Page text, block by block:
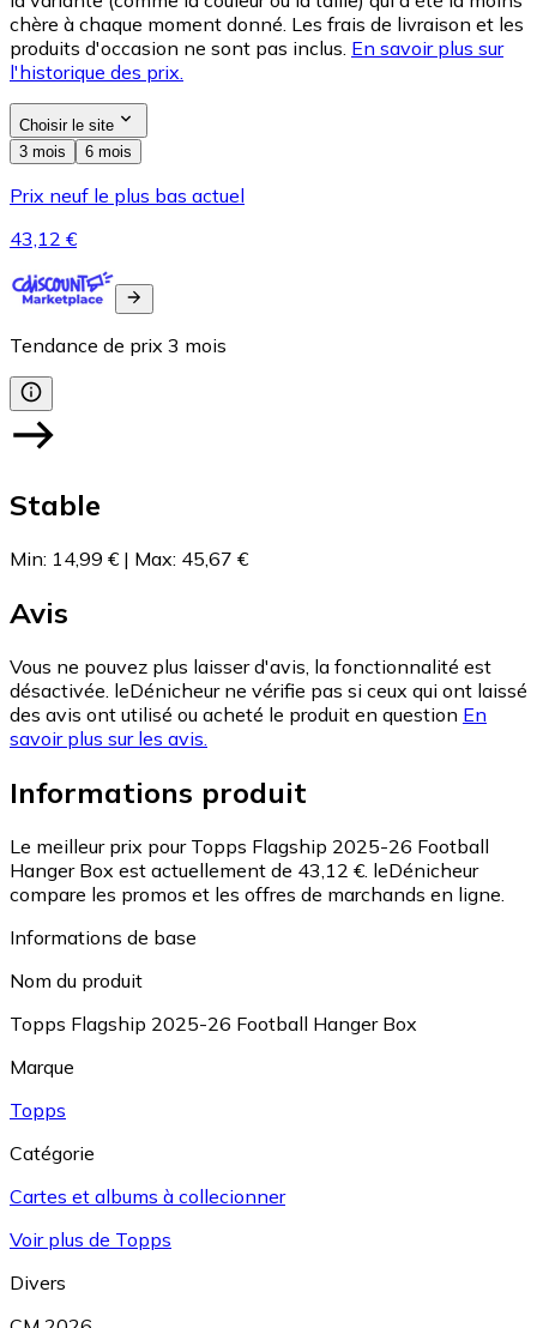
chère à chaque moment donné. Les frais de livraison et les
produits d'occasion ne sont pas inclus. En savoir plus sur
l'historique des prix.
Choisir le site
3 mois
6 mois
Prix neuf le plus bas actuel
43,12 €
Tendance de prix 3 mois
Stable
Min: 14,99 € | Max: 45,67 €
Avis
Vous ne pouvez plus laisser d'avis, la fonctionnalité est
désactivée. leDénicheur ne vérifie pas si ceux qui ont laissé
des avis ont utilisé ou acheté le produit en question En
savoir plus sur les avis.
Informations produit
Le meilleur prix pour Topps Flagship 2025-26 Football
Hanger Box est actuellement de 43,12 €. leDénicheur
compare les promos et les offres de marchands en ligne.
Informations de base
Nom du produit
Topps Flagship 2025-26 Football Hanger Box
Marque
Topps
Catégorie
Cartes et albums à collecionner
Voir plus de Topps
Divers